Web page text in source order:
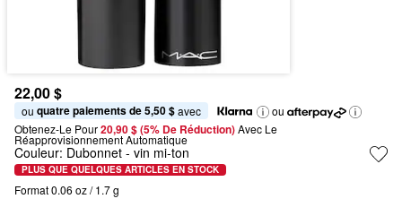
22,00 $
ou quatre paiements de 5,50 $ avec
ou
Obtenez-Le Pour20,90 $ (5% De Réduction) Avec Le
Réapprovisionnement Automatique
Couleur: Dubonnet - vin mi-ton
PLUS QUE QUELQUES ARTICLES EN STOCK
Format 0.06 oz / 1.7 g